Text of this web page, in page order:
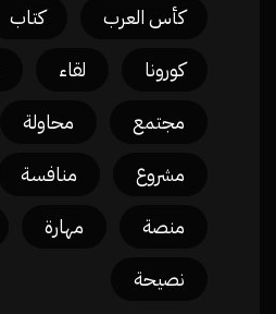
كأس العرب
كتاب
كورونا
لقاء
مجتمع
محاولة
مشروع
منافسة
منصة
مهارة
نصيحة